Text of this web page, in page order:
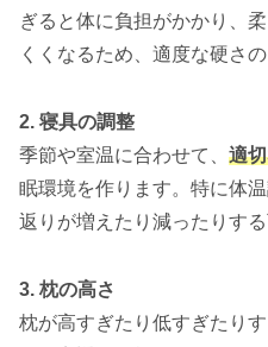
ぎると体に負担がかかり、
くくなるため、適度な硬さ
2. 寝具の調整
季節や室温に合わせて、 適
眠環境を作ります。特に体
返りが増えたり減ったりする
3. 枕の高さ
枕が高すぎたり低すぎたり